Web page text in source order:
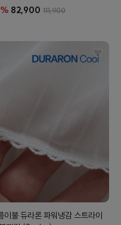
82,900 111,900
이불 듀라론 파워냉감 스트라이